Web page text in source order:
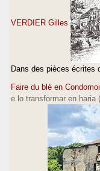
VERDIER Gilles
Dans des pièces écrites
Faire du blé en
e lo transformar en haria